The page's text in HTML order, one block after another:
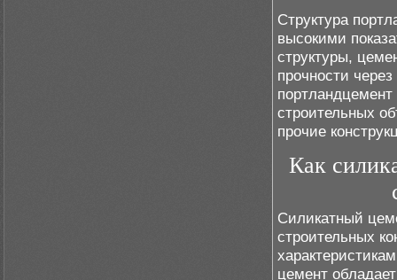
Структура
высокими
структуры,
прочности
строительных
прочие
Как
Силикатный
строительных
цемент